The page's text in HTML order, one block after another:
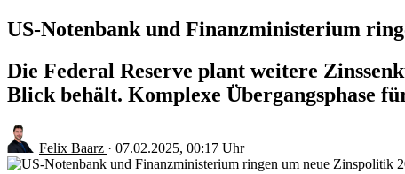
US-Notenbank und Finanzministerium
Die Federal Reserve plant weitere
Blick behält. Komplexe Übergangsphase
Felix Baarz · 07.02.2025, 00:17 Uhr